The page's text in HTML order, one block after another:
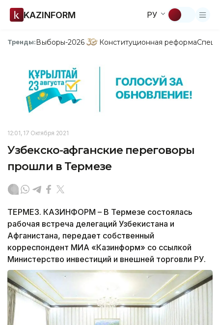
KAZINFORM РУ
Тренды:Выборы-2026 Конституционная реформа
12:01, 17 Октября 2021
Узбекско-афганские переговоры
прошли в Термезе
ТЕРМЕЗ. КАЗИНФОРМ – В Термезе состоялась
рабочая встреча делегаций Узбекистана и
Афганистана, передает собственный
корреспондент МИА «Казинформ» со ссылкой
Министерство инвестиций и внешней торговли РУ.